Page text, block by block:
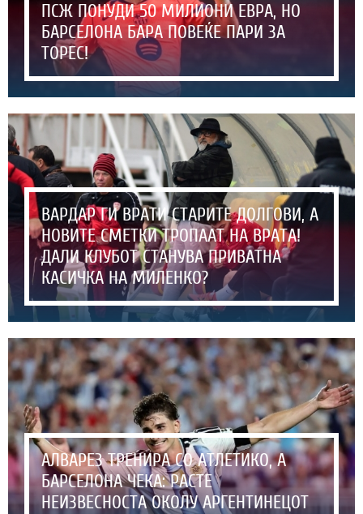
ПСЖ ПОНУДИ 50 МИЛИОНИ ЕВРА, НО
БАРСЕЛОНА БАРА ПОВЕЌЕ ПАРИ ЗА
ТОРЕС!
ВАРДАР ГИ ВРАТИ СТАРИТЕ ДОЛГОВИ, А
НОВИТЕ СМЕТКИ ТРОПААТ НА ВРАТА!
ДАЛИ КЛУБОТ СТАНУВА ПРИВАТНА
КАСИЧКА НА МИЛЕНКО?
АЛВАРЕЗ ТРЕНИРА СО АТЛЕТИКО, А
БАРСЕЛОНА ЧЕКА: РАСТЕ
НЕИЗВЕСНОСТА ОКОЛУ АРГЕНТИНЕЦОТ